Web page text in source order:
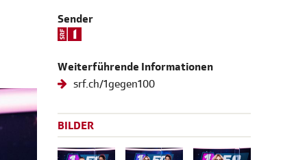
Sender
Weiterführende Informationen
srf.ch/1gegen100
BILDER